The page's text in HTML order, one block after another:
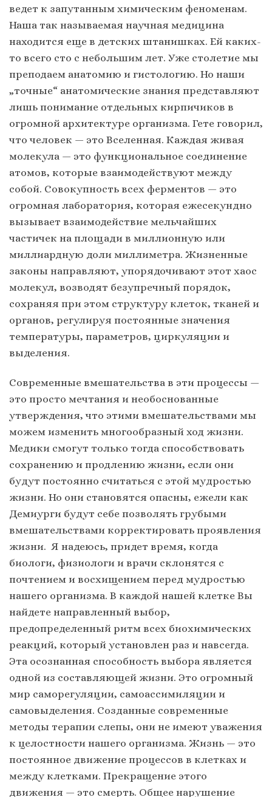
ведет к запутанным химическим феноменам.
Наша так называемая научная медицина
находится еще в детских штанишках. Ей каких-
то всего сто с небольшим лет. Уже столетие мы
преподаем анатомию и гистологию. Но наши
„точные“ анатомические знания представляют
лишь понимание отдельных кирпичиков в
огромной архитектуре организма. Гете говорил,
что человек — это Вселенная. Каждая живая
молекула — это функциональное соединение
атомов, которые взаимодействуют между
собой. Совокупность всех ферментов — это
огромная лаборатория, которая ежесекундно
вызывает взаимодействие мельчайших
частичек на площади в миллионную или
миллиардную доли миллиметра. Жизненные
законы направляют, упорядочивают этот хаос
молекул, возводят безупречный порядок,
сохраняя при этом структуру клеток, тканей и
органов, регулируя постоянные значения
температуры, параметров, циркуляции и
выделения.
Современные вмешательства в эти процессы —
это просто мечтания и необоснованные
утверждения, что этими вмешательствами мы
можем изменить многообразный ход жизни.
Медики смогут только тогда способствовать
сохранению и продлению жизни, если они
будут постоянно считаться с этой мудростью
жизни. Но они становятся опасны, ежели как
Демиурги будут себе позволять грубыми
вмешательствами корректировать проявления
жизни. Я надеюсь, придет время, когда
биологи, физиологи и врачи склонятся с
почтением и восхищением перед мудростью
нашего организма. В каждой нашей клетке Вы
найдете направленный выбор,
предопределенный ритм всех биохимических
реакций, который установлен раз и навсегда.
Эта осознанная способность выбора является
одной из составляющей жизни. Это огромный
мир саморегуляции, самоассимиляции и
самовыделения. Созданные современные
методы терапии слепы, они не имеют уважения
к целостности нашего организма. Жизнь — это
постоянное движение процессов в клетках и
между клетками. Прекращение этого
движения — это смерть. Общее нарушение